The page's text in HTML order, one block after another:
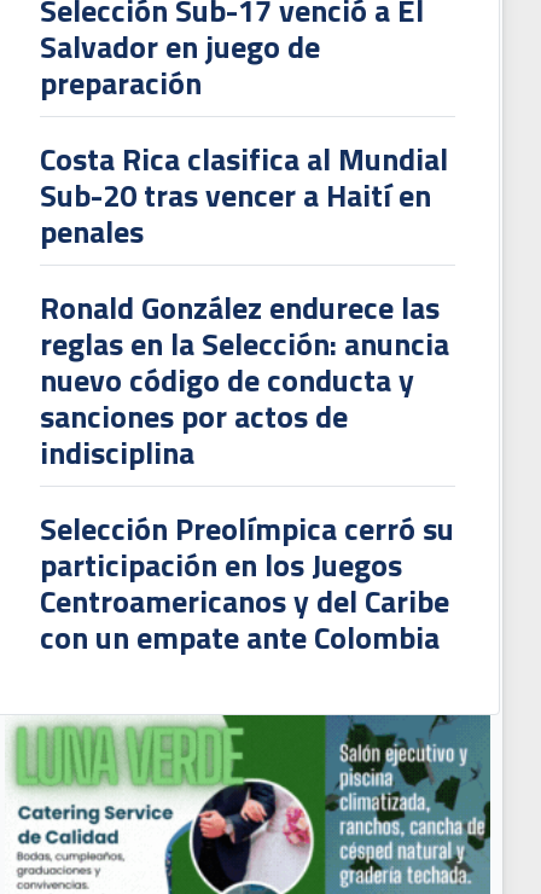
Selección Sub-17 venció a El
Salvador en juego de
preparación
Costa Rica clasifica al Mundial
Sub-20 tras vencer a Haití en
penales
Ronald González endurece las
reglas en la Selección: anuncia
nuevo código de conducta y
sanciones por actos de
indisciplina
Selección Preolímpica cerró su
participación en los Juegos
Centroamericanos y del Caribe